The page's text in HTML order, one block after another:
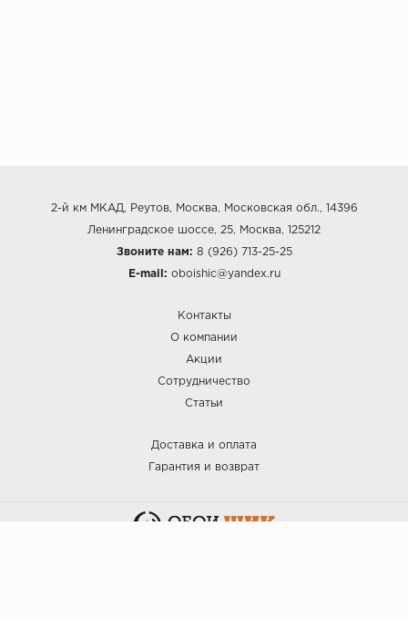
2-й км МКАД, Реутов, Москва, Московская обл., 14396
Ленинградское шоссе, 25, Москва, 125212
Звоните нам: 8 (926) 713-25-25
E-mail: oboishic@yandex.ru
Контакты
О компании
Акции
Сотрудничество
Статьи
Доставка и оплата
Гарантия и возврат